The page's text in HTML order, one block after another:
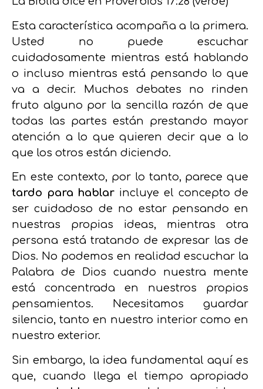
Esta característica acompaña a la primera.
Usted no puede escuchar
cuidadosamente mientras está hablando
o incluso mientras está pensando lo que
va a decir. Muchos debates no rinden
fruto alguno por la sencilla razón de que
todas las partes están prestando mayor
atención a lo que quieren decir que a lo
que los otros están diciendo.
En este contexto, por lo tanto, parece que
tardo para hablar incluye el concepto de
ser cuidadoso de no estar pensando en
nuestras propias ideas, mientras otra
persona está tratando de expresar las de
Dios. No podemos en realidad escuchar la
Palabra de Dios cuando nuestra mente
está concentrada en nuestros propios
pensamientos. Necesitamos guardar
silencio, tanto en nuestro interior como en
nuestro exterior.
Sin embargo, la idea fundamental aquí es
que, cuando llega el tiempo apropiado